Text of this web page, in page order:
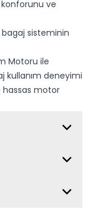
konforunu ve
bagaj sisteminin
Motoru ile
kullanım deneyimi
hassas motor